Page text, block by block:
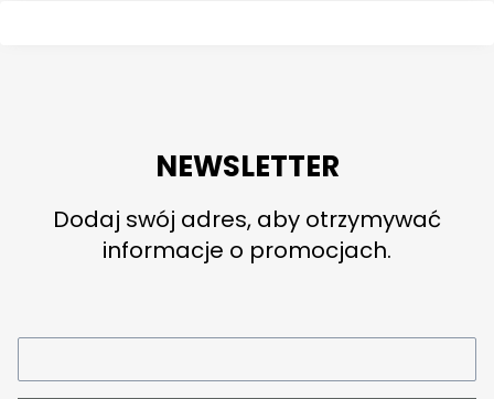
NEWSLETTER
Dodaj swój adres, aby otrzymywać
informacje o promocjach.